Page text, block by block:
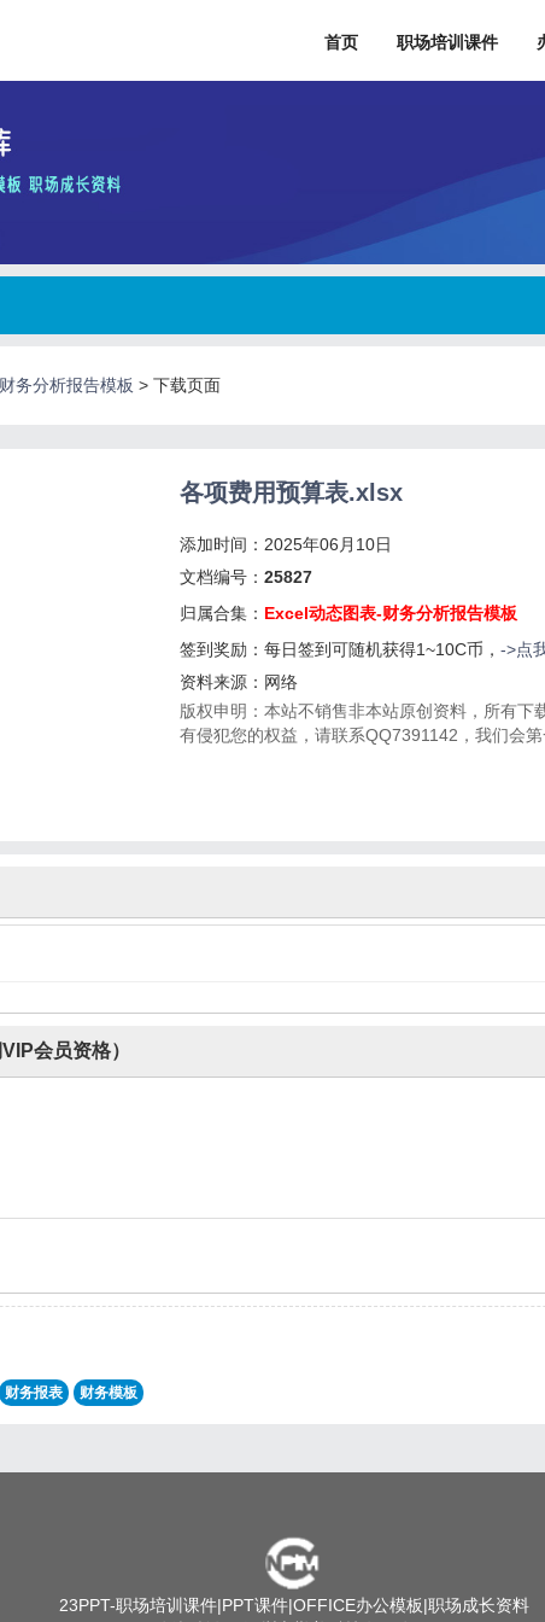
首页 职场培训课件
务分析报告模板 > 下载页面
各项费用预算表.xlsx
添加时间：2025年06月10日
文档编号： 25827
归属合集： Excel动态图表-财务分析报告模板
签到奖励：每日签到可随机获得1~10C币， ->点
资料来源：网络
版权申明：本站不销售非本站原创资料，所有
有侵犯您的权益，请联系QQ7391142，我们会第
会员资格）
财务报表 财务模板
23PPT-职场培训课件|PPT课件|OFFICE办公模板|职场成长资料